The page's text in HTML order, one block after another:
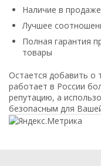
Наличие в
Лучшее
Полная гарантия
товары
Остается добавить о
работает в России
репутацию, а
безопасным для